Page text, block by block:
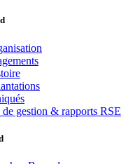
de gestion & rapports RSE